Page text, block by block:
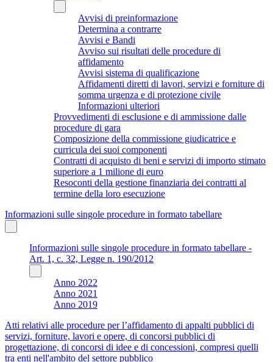
Avvisi di preinformazione
Determina a contrarre
Avvisi e Bandi
Avviso sui risultati delle procedure di
affidamento
Avvisi sistema di qualificazione
Affidamenti diretti di lavori, servizi e forniture di
somma urgenza e di protezione civile
Informazioni ulteriori
Provvedimenti di esclusione e di ammissione dalle
procedure di gara
Composizione della commissione giudicatrice e
curricula dei suoi componenti
Contratti di acquisto di beni e servizi di importo stimato
superiore a 1 milione di euro
Resoconti della gestione finanziaria dei contratti al
termine della loro esecuzione
Informazioni sulle singole procedure in formato tabellare
Informazioni sulle singole procedure in formato tabellare -
Art. 1, c. 32, Legge n. 190/2012
Anno 2022
Anno 2021
Anno 2019
Atti relativi alle procedure per l’affidamento di appalti pubblici di
servizi, forniture, lavori e opere, di concorsi pubblici di
progettazione, di concorsi di idee e di concessioni, compresi quelli
tra enti nell'ambito del settore pubblico